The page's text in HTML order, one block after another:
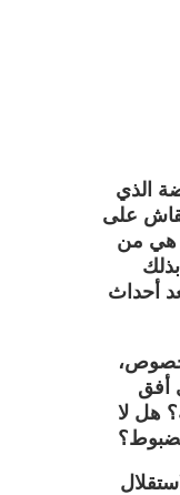
الذي
في نقاش على
هي من
أحداث
أفق
هل لا